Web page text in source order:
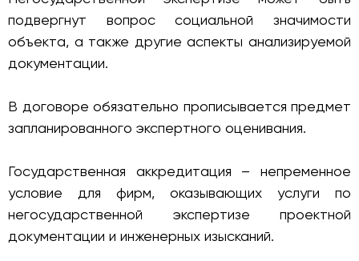
подвергнут вопрос социальной значимости
объекта, а также другие аспекты анализируемой
документации.
В договоре обязательно прописывается предмет
запланированного экспертного оценивания.
Государственная аккредитация – непременное
условие для фирм, оказывающих услуги по
негосударственной экспертизе проектной
документации и инженерных изысканий.